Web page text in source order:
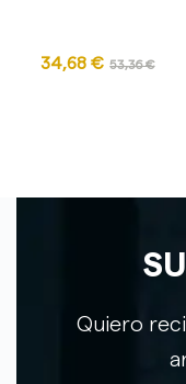
34,68 € 53,36 €
Quiero